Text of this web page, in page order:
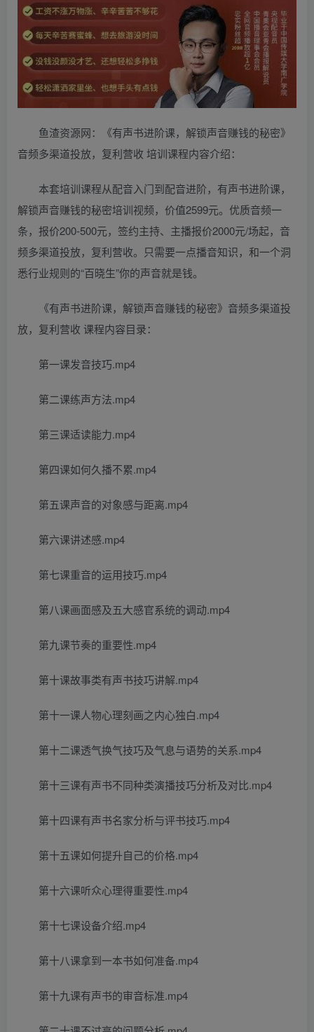
鱼渣资源网：《有声书进阶课，解锁声音赚钱的秘密》
音频多渠道投放，复利营收 培训课程内容介绍：
本套培训课程从配音入门到配音进阶，有声书进阶课，
解锁声音赚钱的秘密培训视频，价值2599元。优质音频一
条，报价200-500元，签约主持、主播报价2000元/场起，音
频多渠道投放，复利营收。只需要一点播音知识，和一个洞
悉行业规则的“百晓生”你的声音就是钱。
《有声书进阶课，解锁声音赚钱的秘密》音频多渠道投
放，复利营收 课程内容目录：
第一课发音技巧.mp4
第二课练声方法.mp4
第三课适读能力.mp4
第四课如何久播不累.mp4
第五课声音的对象感与距离.mp4
第六课讲述感.mp4
第七课重音的运用技巧.mp4
第八课画面感及五大感官系统的调动.mp4
第九课节奏的重要性.mp4
第十课故事类有声书技巧讲解.mp4
第十一课人物心理刻画之内心独白.mp4
第十二课透气换气技巧及气息与语势的关系.mp4
第十三课有声书不同种类演播技巧分析及对比.mp4
第十四课有声书名家分析与评书技巧.mp4
第十五课如何提升自己的价格.mp4
第十六课听众心理得重要性.mp4
第十七课设备介绍.mp4
第十八课拿到一本书如何准备.mp4
第十九课有声书的审音标准.mp4